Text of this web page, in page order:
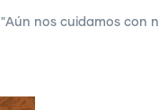
"Aún nos cuidamos con